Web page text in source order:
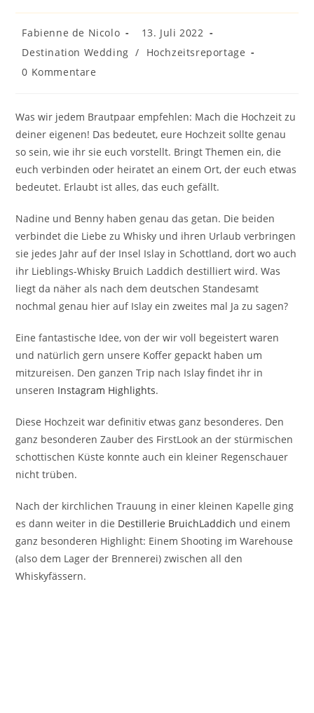
Beitrags-
Fabienne de Nicolo
Beitrag
13. Juli 2022
Beitrags-
Destination Wedding /
Hochzeitsreportage
Beitrags-
0 Kommentare
Was wir jedem Brautpaar empfehlen: Mach die Hochzeit zu
deiner eigenen! Das bedeutet, eure Hochzeit sollte genau
so sein, wie ihr sie euch vorstellt. Bringt Themen ein, die
euch verbinden oder heiratet an einem Ort, der euch etwas
bedeutet. Erlaubt ist alles, das euch gefällt.
Nadine und Benny haben genau das getan. Die beiden
verbindet die Liebe zu Whisky und ihren Urlaub verbringen
sie jedes Jahr auf der Insel Islay in Schottland, dort wo auch
ihr Lieblings-Whisky Bruich Laddich destilliert wird. Was
liegt da näher als nach dem deutschen Standesamt
nochmal genau hier auf Islay ein zweites mal Ja zu sagen?
Eine fantastische Idee, von der wir voll begeistert waren
und natürlich gern unsere Koffer gepackt haben um
mitzureisen. Den ganzen Trip nach Islay findet ihr in
unseren Instagram Highlights.
Diese Hochzeit war definitiv etwas ganz besonderes. Den
ganz besonderen Zauber des FirstLook an der stürmischen
schottischen Küste konnte auch ein kleiner Regenschauer
nicht trüben.
Nach der kirchlichen Trauung in einer kleinen Kapelle ging
es dann weiter in die Destillerie BruichLaddich und einem
ganz besonderen Highlight: Einem Shooting im Warehouse
(also dem Lager der Brennerei) zwischen all den
Whiskyfässern.